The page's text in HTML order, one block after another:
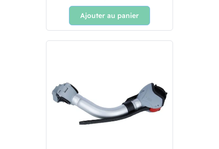
Ajouter au panier